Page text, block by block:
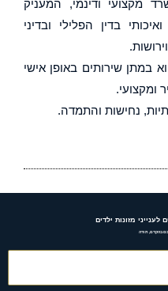
מקצועי ודינמי, המעניק
בדין הפלילי ובדיני
במתן שירותים באופן אישי
ומקצועי.
נחישות והתמדה.
מזונות ילדים
בהקדם, תודה